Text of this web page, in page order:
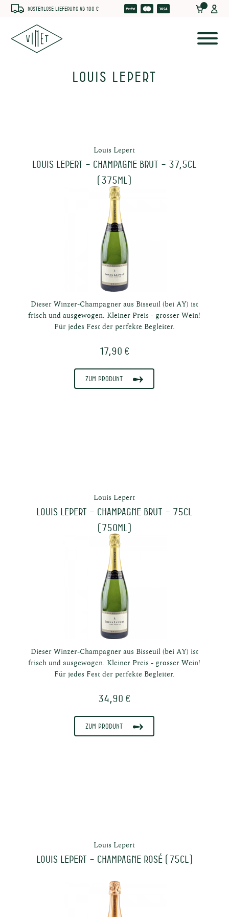
Kostenlose Lieferung ab 100 €
Louis Lepert
Louis Lepert
LOUIS LEPERT – Champagne Brut – 37,5CL
(375ml)
Dieser Winzer-Champagner aus Bisseuil (bei AY) ist
frisch und ausgewogen. Kleiner Preis - grosser Wein!
Für jedes Fest der perfekte Begleiter.
17,90 €
Zum Produkt
Louis Lepert
LOUIS LEPERT – Champagne Brut – 75CL
(750ml)
Dieser Winzer-Champagner aus Bisseuil (bei AY) ist
frisch und ausgewogen. Kleiner Preis - grosser Wein!
Für jedes Fest der perfekte Begleiter.
34,90 €
Zum Produkt
Louis Lepert
LOUIS LEPERT – Champagne Rosé (75cl)